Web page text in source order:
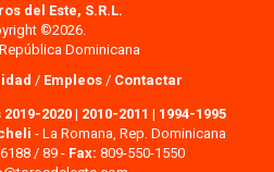
del Este, S.R.L.
©2026.
Dominicana
/ Empleos / Contactar
2020| 2010-2011 | 1994-1995
- La Romana, Rep. Dominicana
/ 89 - Fax: 809-550-1550